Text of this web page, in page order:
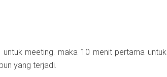
meeting. maka 10 menit pertama untuk
yang terjadi.